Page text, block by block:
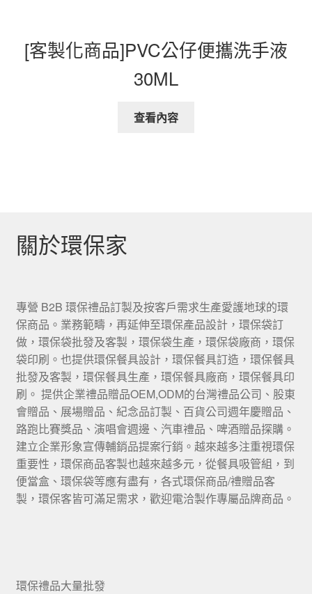
[客製化商品]PVC公仔便攜洗手液
30ML
查看內容
關於環保家
專營 B2B 環保禮品訂製及按客戶需求生產愛護地球的環
保商品。業務範疇，再延伸至環保產品設計，環保袋訂
做，環保袋批發及客製，環保袋生產，環保袋廠商，環保
袋印刷。也提供環保餐具設計，環保餐具訂造，環保餐具
批發及客製，環保餐具生產，環保餐具廠商，環保餐具印
刷。 提供企業禮品贈品OEM,ODM的台灣禮品公司、股東
會贈品、展場贈品、紀念品訂製、百貨公司週年慶贈品、
路跑比賽獎品、演唱會週邊、汽車禮品、啤酒贈品探購。
建立企業形象宣傳輔銷品提案行銷。越來越多注重視環保
重要性，環保商品客製也越來越多元，從餐具吸管組，到
便當盒、環保袋等應有盡有，各式環保商品/禮贈品客
製，環保客皆可滿足需求，歡迎電洽製作專屬品牌商品。
環保禮品大量批發